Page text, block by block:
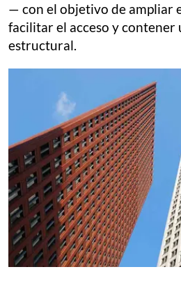
— con el objetivo de ampliar
facilitar el acceso y contener
estructural.